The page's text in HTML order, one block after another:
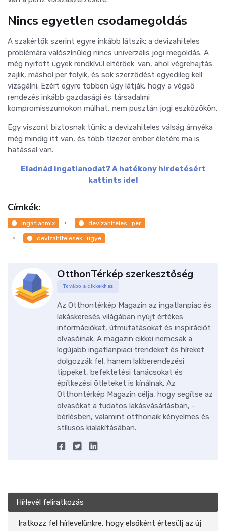
Nincs egyetlen csodamegoldás
A szakértők szerint egyre inkább látszik: a devizahiteles
problémára valószínűleg nincs univerzális jogi megoldás. A
még nyitott ügyek rendkívül eltérőek: van, ahol végrehajtás
zajlik, máshol per folyik, és sok szerződést egyedileg kell
vizsgálni. Ezért egyre többen úgy látják, hogy a végső
rendezés inkább gazdasági és társadalmi
kompromisszumokon múlhat, nem pusztán jogi eszközökön.
Egy viszont biztosnak tűnik: a devizahiteles válság árnyéka
még mindig itt van, és több tízezer ember életére ma is
hatással van.
Eladnád ingatlanodat? A hatékony hirdetésért
kattints ide!
Címkék:
Ingatlanmix devizahiteles_per
devizahitelesek_ügye
OtthonTérkép szerkesztőség
Tovább a cikkekhez
Az Otthontérkép Magazin az ingatlanpiac és
lakáskeresés világában nyújt értékes
információkat, útmutatásokat és inspirációt
olvasóinak. A magazin cikkei nemcsak a
legújabb ingatlanpiaci trendeket és híreket
dolgozzák fel, hanem lakberendezési
tippeket, befektetési tanácsokat és
építkezési ötleteket is kínálnak. Az
Otthontérkép Magazin célja, hogy segítse az
olvasókat a tudatos lakásvásárlásban, -
bérlésben, valamint otthonaik kényelmes és
stílusos kialakításában.
Hírlevél feliratkozás
Iratkozz fel hírlevelünkre, hogy elsőként értesülj az új